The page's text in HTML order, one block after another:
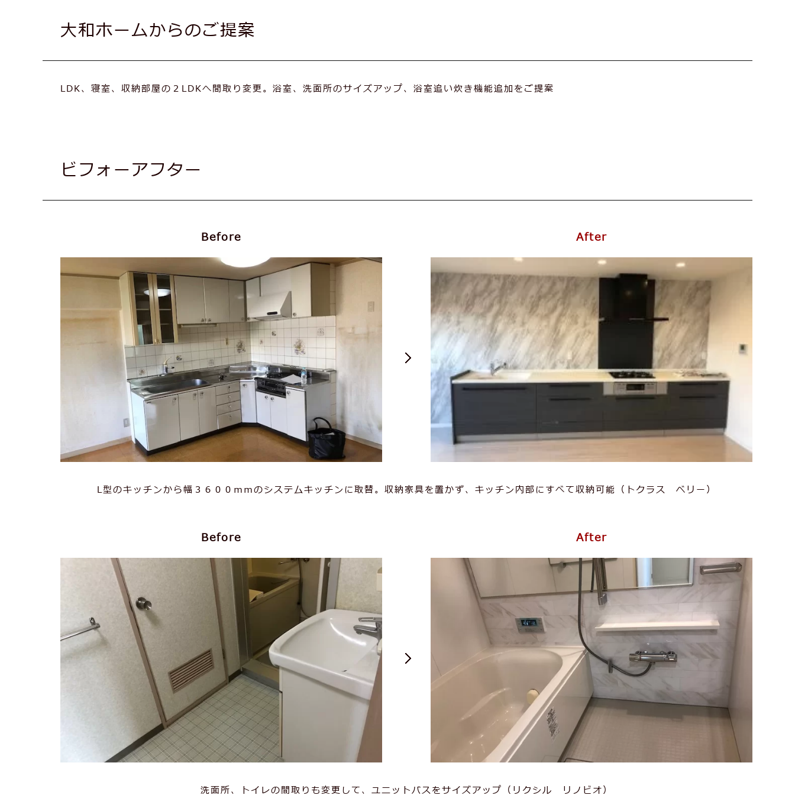
⼤和ホームからのご提案
LDK、寝室、収納部屋の２LDKへ間取り変更。浴室、洗面所のサイズアップ、浴室追い炊き機能追加をご提案
ビフォーアフター
Before After
L型のキッチンから幅３６００ｍｍのシステムキッチンに取替。収納家具を置かず、キッチン内部にすべて収納可能（トクラス ベリー）
Before After
洗面所、トイレの間取りも変更して、ユニットバスをサイズアップ（リクシル リノビオ）